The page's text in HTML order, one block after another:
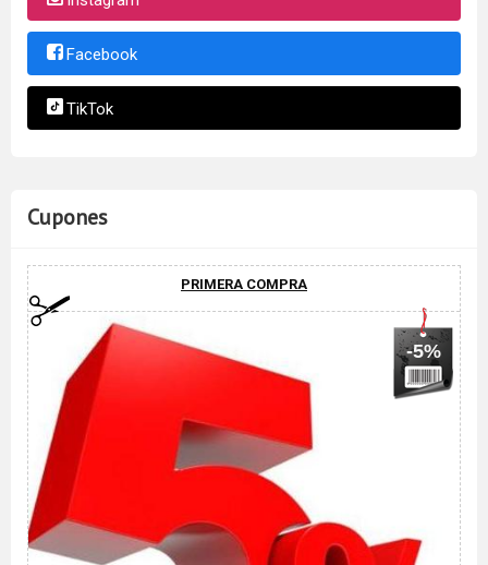
Facebook
TikTok
Cupones
PRIMERA COMPRA
-5%